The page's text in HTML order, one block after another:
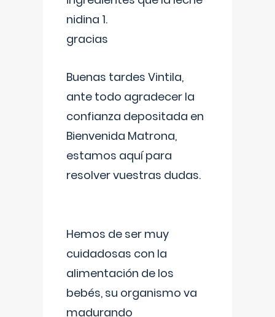
nidina 1.
gracias
Buenas tardes Vintila,
ante todo agradecer la
confianza depositada en
Bienvenida Matrona,
estamos aquí para
resolver vuestras dudas.
Hemos de ser muy
cuidadosas con la
alimentación de los
bebés, su organismo va
madurando